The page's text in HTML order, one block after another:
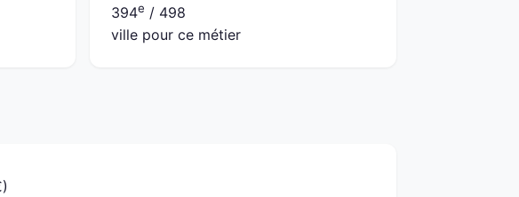
394e / 498
ville pour ce métier